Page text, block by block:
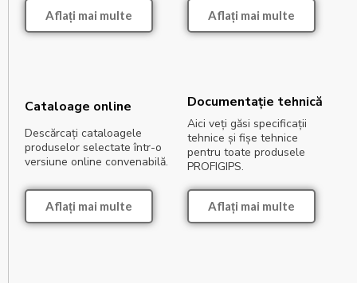
Aflați mai multe Aflați mai multe
Cataloage online
Descărcați cataloagele
produselor selectate într-o
versiune online convenabilă.
Aflați mai multe
Documentație tehnică
Aici veți găsi specificații
tehnice și fișe tehnice
pentru toate produsele
PROFIGIPS.
Aflați mai multe